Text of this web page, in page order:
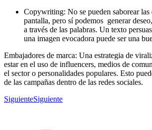
Copywriting: No se pueden saborear las
pantalla, pero sí podemos generar
a través de las palabras. Un texto
una imagen evocadora puede ser una
Embajadores de marca: Una estrategia de
estar en el uso de influencers, medios de
el sector o personalidades populares. Esto
de las campañas dentro de las redes sociales.
SiguienteSiguiente